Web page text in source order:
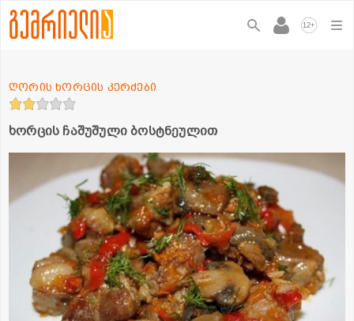
12+
ხორცის ჩაშუშული ბოსტნეულით
ღორის ხორცის კერძები